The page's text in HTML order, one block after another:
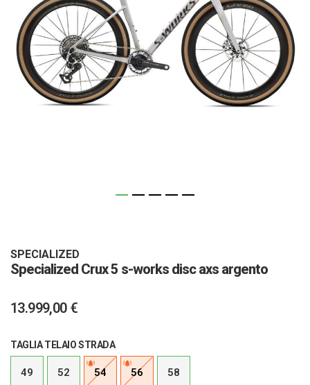
SPECIALIZED
Specialized Crux 5 s-works disc axs argento
13.999,00 €
TAGLIA TELAIO STRADA
49 52 54 56 58
galleria
di